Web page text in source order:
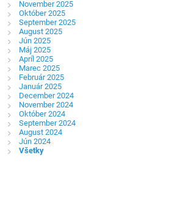
November 2025
Október 2025
September 2025
August 2025
Jún 2025
Máj 2025
Apríl 2025
Marec 2025
Február 2025
Január 2025
December 2024
November 2024
Október 2024
September 2024
August 2024
Jún 2024
Všetky